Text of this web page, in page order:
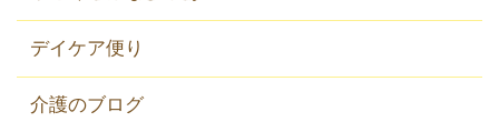
デイケア便り
介護のブログ